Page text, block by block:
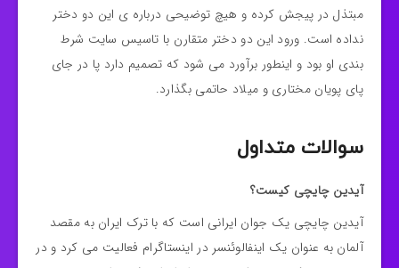
مبتذل در پیجش کرده و هیچ توضیحی درباره ی این دو دختر
نداده است. ورود این دو دختر متقارن با تاسیس سایت شرط
بندی او بود و اینطور برآورد می شود که تصمیم دارد پا در جای
پای پویان مختاری و میلاد حاتمی بگذارد.
سوالات متداول
آیدین چایچی کیست؟
آیدین چایچی یک جوان ایرانی است که با ترک ایران به مقصد
آلمان به عنوان یک اینفالوئنسر در اینستاگرام فعالیت می کرد و در